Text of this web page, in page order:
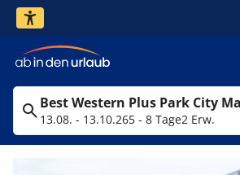
13.08. - 13.10.265 - 8 Tage2 Erw.